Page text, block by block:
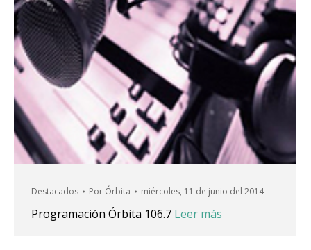
Destacados Por Órbita miércoles, 11 de junio del 2014
Programación Órbita 106.7 Leer más